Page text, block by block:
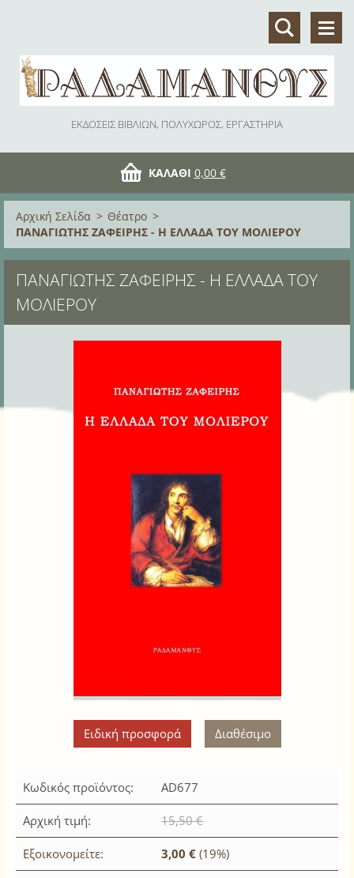
ΕΚΔΟΣΕΙΣ ΒΙΒΛΙΩΝ, ΠΟΛΥΧΩΡΟΣ, ΕΡΓΑΣΤΗΡΙΑ
ΚΑΛΆΘΙ 0,00 €
Αρχική Σελίδα > Θέατρο >
ΠΑΝΑΓΙΩΤΗΣ ΖΑΦΕΙΡΗΣ - Η ΕΛΛΑΔΑ ΤΟΥ ΜΟΛΙΕΡΟΥ
ΠΑΝΑΓΙΩΤΗΣ ΖΑΦΕΙΡΗΣ - Η ΕΛΛΑΔΑ ΤΟΥ
ΜΟΛΙΕΡΟΥ
Ειδική προσφορά Διαθέσιμο
Κωδικός προϊόντος: AD677
Αρχική τιμή: 15,50 €
Εξοικονομείτε: 3,00 € (19%)